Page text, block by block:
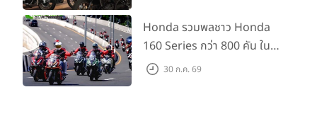
กัน 16 ส.ค. นี้
Honda รวมพลชาว Honda
160 Series กว่า 800 คัน ใน
งาน “THE ONE-SIXTI-ER ตัว
30 ก.ค. 69